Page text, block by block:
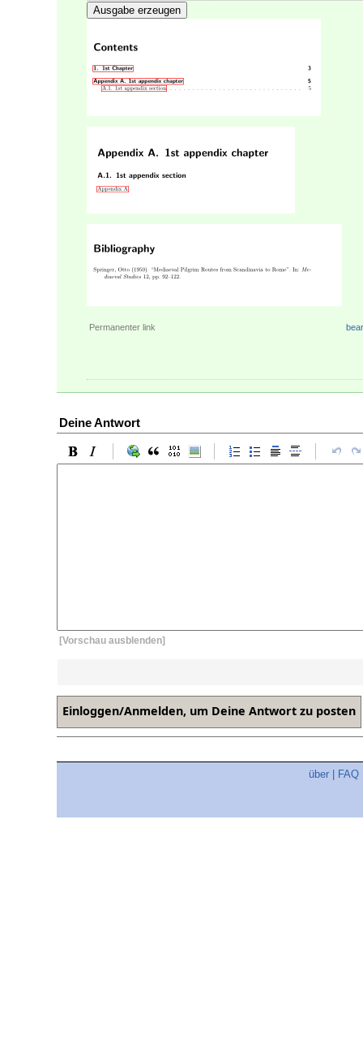
41
\autoref{app:first
Ausgabe erzeugen
Permanenter link
Deine Antwort
[Vorschau ausblenden]
über FAQ